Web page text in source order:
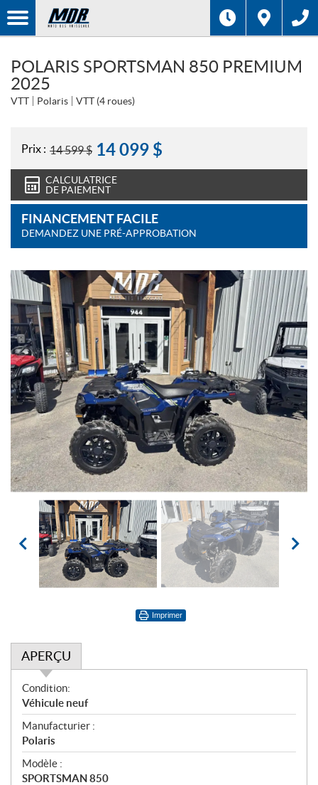
POLARIS SPORTSMAN 850 PREMIUM
2025
VTT Polaris VTT (4 roues)
Prix : 14 599$ 14 099 $
CALCULATRICE
DE PAIEMENT
FINANCEMENT FACILE
DEMANDEZ UNE PRÉ-APPROBATION
Imprimer
APERÇU
A
p
e
r
ç
u
Condition:
Véhicule neuf
Manufacturier :
Polaris
Modèle :
SPORTSMAN 850